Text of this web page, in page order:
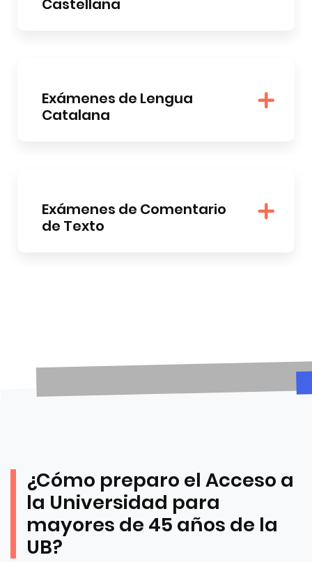
Castellana
Exámenes de Lengua
Catalana
Exámenes de Comentario
de Texto
¿Cómo preparo el Acceso a
la Universidad para
mayores de 45 años de la
UB?